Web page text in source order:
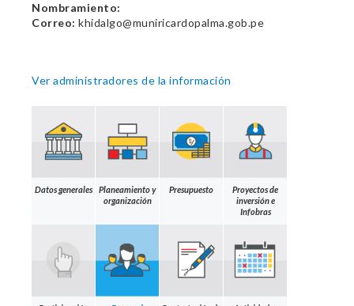
Nombramiento:
Correo: khidalgo@muniricardopalma.gob.pe
Ver administradores de la información
Datos generales
Planeamiento y
organización
Presupuesto
Proyectos de
inversión e
Infobras